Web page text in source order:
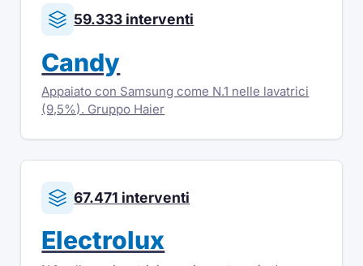
59.333 interventi
Candy
Appaiato con Samsung come N.1 nelle lavatrici
(9,5%). Gruppo Haier
67.471 interventi
Electrolux